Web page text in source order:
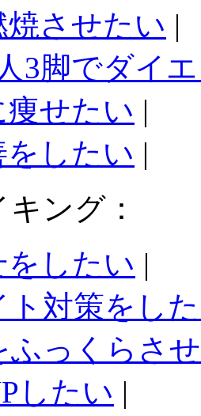
焼させたい |
3脚でダイ
せたい |
したい |
ング：
したい |
ト対策をし
ふっくらさ
したい |